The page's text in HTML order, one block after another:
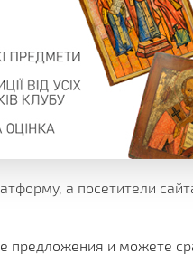
а посетители
предложения и можете